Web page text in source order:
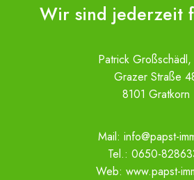
Wir sind jederzeit
Patrick
Grazer Straße
8101 Gratkorn
Mail: info@papst-
Tel.: 0650-
Web: www.papst-